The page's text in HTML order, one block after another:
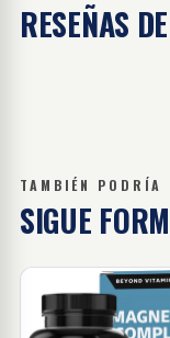
RESEÑAS DE
TAMBIÉN PODRÍA
SIGUE
Magnesio